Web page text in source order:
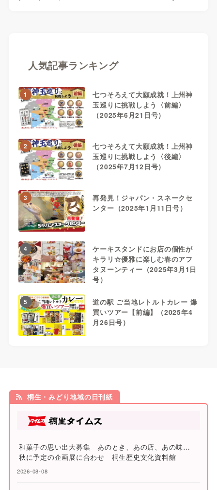
人気記事ランキング
1
七つそろえて大願成就！上州神
玉巡りに挑戦しよう〈前編〉
（2025年6月21日号）
2
七つそろえて大願成就！上州神
玉巡りに挑戦しよう〈後編〉
（2025年7月12日号）
3
再発見！ジャパン・スネークセ
ンター（2025年1月11日号）
4
ケーキスタンドにお店の個性が
キラリ☆優雅に楽しむ春のアフ
タヌーンティー（2025年3月1日
号）
5
道の駅 ご当地レトルトカレー 爆
買いツアー【前編】（2025年4
月26日号）
桐生・みどり地域の日刊紙
和菓子の思い出大募集 あのとき、あの店、あの味…
秋に予定の企画展に合わせ 桐生歴史文化資料館
2026-08-08